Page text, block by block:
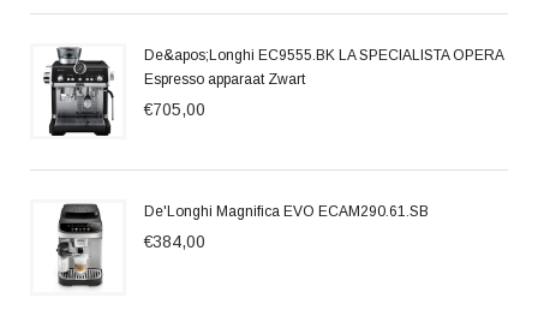
De&apos;Longhi EC9555.BK LA SPECIALISTA OPERA
Espresso apparaat Zwart
€705,00
De'Longhi Magnifica EVO ECAM290.61.SB
€384,00